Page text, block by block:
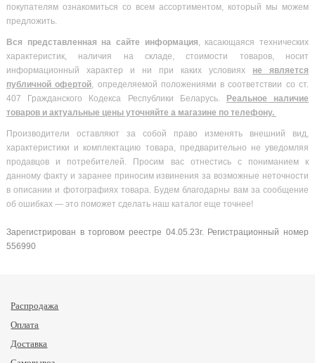
покупателям ознакомиться со всем ассортиментом, который мы можем
предложить.
Вся представленная на сайте информация, касающаяся технических
характеристик, наличия на складе, стоимости товаров, носит
информационный характер и ни при каких условиях не является
публичной офертой, определяемой положениями в соответствии со ст.
407 Гражданского Кодекса Республики Беларусь.
Реальное наличие
товаров и актуальные цены уточняйте а магазине по телефону.
Производители оставляют за собой право изменять внешний вид,
характеристики и комплектацию товара, предварительно не уведомляя
продавцов и потребителей. Просим вас отнестись с пониманием к
данному факту и заранее приносим извинения за возможные неточности
в описании и фотографиях товара. Будем благодарны вам за сообщение
об ошибках — это поможет сделать наш каталог еще точнее!
Зарегистрирован в торговом реестре 04.05.23г. Регистрационный номер
556990
Распродажа
Оплата
Доставка